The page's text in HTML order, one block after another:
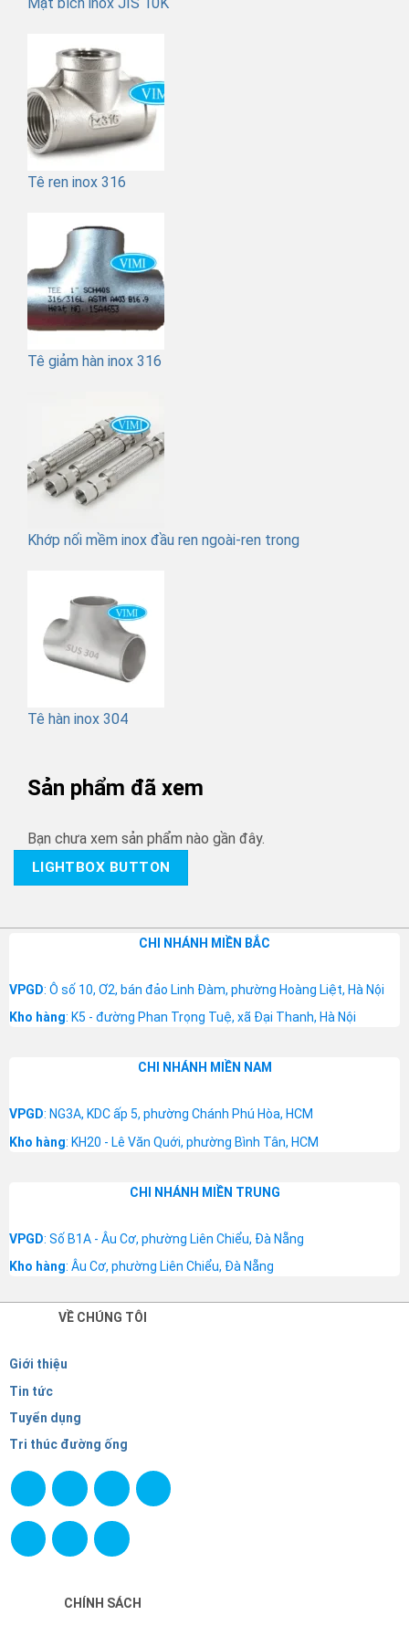
Mặt bích inox JIS 10K
Tê ren inox 316
Tê giảm hàn inox 316
Khớp nối mềm inox đầu ren ngoài-ren trong
Tê hàn inox 304
Sản phẩm đã xem
Bạn chưa xem sản phẩm nào gần đây.
LIGHTBOX BUTTON
CHI NHÁNH MIỀN BẮC
VPGD: Ô số 10, Ơ2, bán đảo Linh Đàm, phường Hoàng Liệt, Hà Nội
Kho hàng: K5 - đường Phan Trọng Tuệ, xã Đại Thanh, Hà Nội
CHI NHÁNH MIỀN NAM
VPGD: NG3A, KDC ấp 5, phường Chánh Phú Hòa, HCM
Kho hàng: KH20 - Lê Văn Quới, phường Bình Tân, HCM
CHI NHÁNH MIỀN TRUNG
VPGD: Số B1A - Âu Cơ, phường Liên Chiểu, Đà Nẵng
Kho hàng: Âu Cơ, phường Liên Chiểu, Đà Nẵng
VỀ CHÚNG TÔI
Giới thiệu
Tin tức
Tuyển dụng
Tri thúc đường ống
CHÍNH SÁCH